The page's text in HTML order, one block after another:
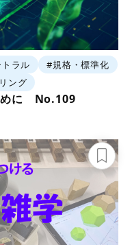
ラル
#規格・標準化
ング
めに No.109